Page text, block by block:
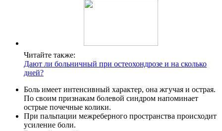
Читайте также:
Дают ли больничный при остеохондрозе и на сколько
дней?
Боль имеет интенсивный характер, она жгучая и острая.
По своим признакам болевой синдром напоминает
острые почечные колики.
При пальпации межреберного пространства происходит
усиление боли.